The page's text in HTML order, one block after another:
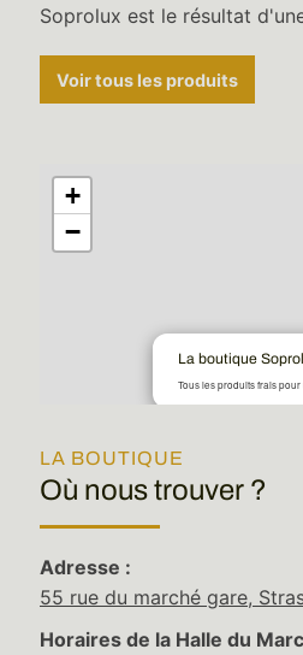
Soprolux est le résultat
Voir tous les produits
La boutique
Tous les produits frais
+
−
LA BOUTIQUE
Où nous trouver ?
Adresse :
55 rue du marché gare,
Horaires de la Halle du